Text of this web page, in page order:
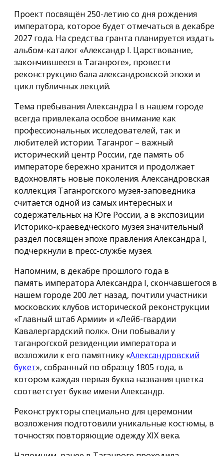
Проект посвящён 250-летию со дня рождения
императора, которое будет отмечаться в декабре
2027 года. На средства гранта планируется издать
альбом-каталог «Александр I. Царствование,
закончившееся в Таганроге», провести
реконструкцию бала александровской эпохи и
цикл публичных лекций.
Тема пребывания Александра I в нашем городе
всегда привлекала особое внимание как
профессиональных исследователей, так и
любителей истории. Таганрог – важный
исторический центр России, где память об
императоре бережно хранится и продолжает
вдохновлять новые поколения. Александровская
коллекция Таганрогского музея-заповедника
считается одной из самых интересных и
содержательных на Юге России, а в экспозиции
Историко-краеведческого музея значительный
раздел посвящён эпохе правления Александра I,
подчеркнули в пресс-службе музея.
Напомним, в декабре прошлого года в
память императора Александра I, скончавшегося в
нашем городе 200 лет назад, почтили участники
московских клубов исторической реконструкции
«Главный штаб Армии» и «Лейб-гвардии
Кавалергардский полк». Они побывали у
таганрогской резиденции императора и
возложили к его памятнику «Александровский
букет», собранный по образцу 1805 года, в
котором каждая первая буква названия цветка
соответстует букве имени Александр.
Реконструкторы специально для церемонии
возложения подготовили уникальные костюмы, в
точностях повторяющие одежду ХIX века.